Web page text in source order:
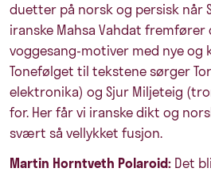
duetter på norsk og persisk når
iranske Mahsa Vahdat
voggesang-motiver med nye og
Tonefølget til tekstene sørger
elektronika) og Sjur Miljeteig
for. Her får vi iranske dikt og
svært så vellykket fusjon.
Martin Horntveth Polaroid: Det